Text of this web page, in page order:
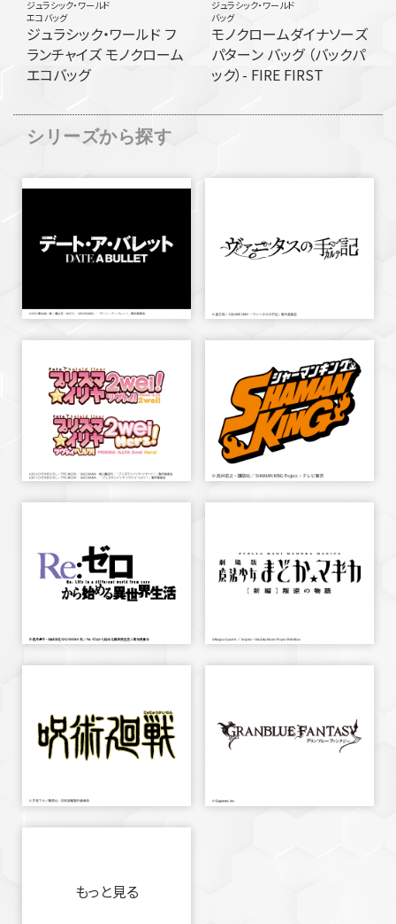
ジュラシック・ワールド
エコバッグ
ジュラシック・ワールド フ
ランチャイズ モノクローム
エコバッグ
ジュラシック・ワールド
バッグ
モノクロームダイナソーズ
パターン バッグ （バックパ
ック）- FIRE FIRST
シリーズから探す
もっと見る